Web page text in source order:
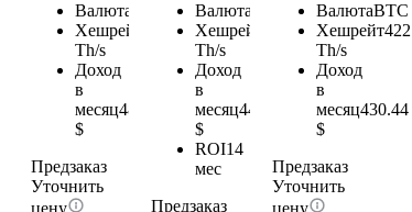
Валюта
Хешрейт
Th/s
Доход
в
месяц487.56
$
Предзаказ
Уточнить
Валюта
Хешрейт
Th/s
Доход
в
месяц444.72
$
ROI14
мес
Предзаказ
ВалютаBTC
Хешрейт422
Th/s
Доход
в
месяц430.44
$
Предзаказ
Уточнить